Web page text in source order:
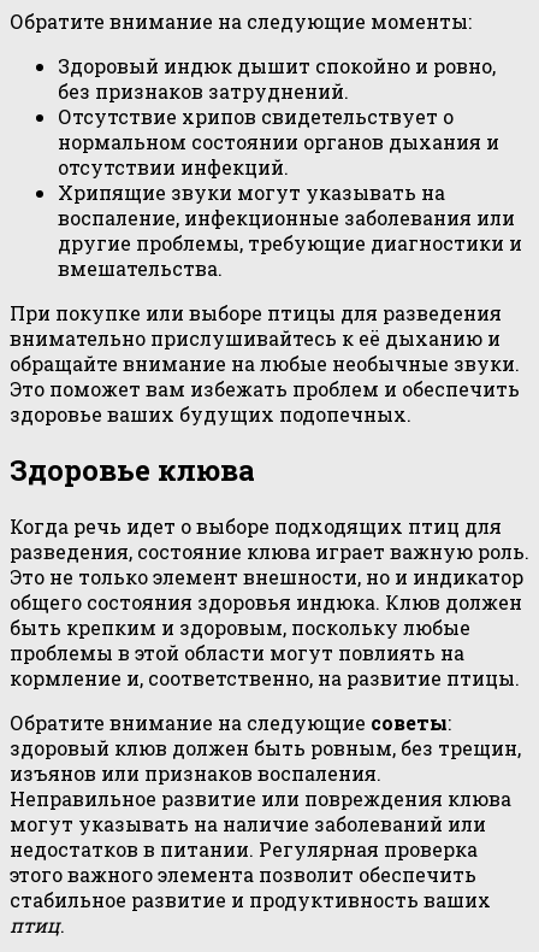
Обратите внимание на следующие моменты:
Здоровый индюк дышит спокойно и ровно,
без признаков затруднений.
Отсутствие хрипов свидетельствует о
нормальном состоянии органов дыхания и
отсутствии инфекций.
Хрипящие звуки могут указывать на
воспаление, инфекционные заболевания или
другие проблемы, требующие диагностики и
вмешательства.
При покупке или выборе птицы для разведения
внимательно прислушивайтесь к её дыханию и
обращайте внимание на любые необычные звуки.
Это поможет вам избежать проблем и обеспечить
здоровье ваших будущих подопечных.
Здоровье клюва
Когда речь идет о выборе подходящих птиц для
разведения, состояние клюва играет важную роль.
Это не только элемент внешности, но и индикатор
общего состояния здоровья индюка. Клюв должен
быть крепким и здоровым, поскольку любые
проблемы в этой области могут повлиять на
кормление и, соответственно, на развитие птицы.
Обратите внимание на следующие советы:
здоровый клюв должен быть ровным, без трещин,
изъянов или признаков воспаления.
Неправильное развитие или повреждения клюва
могут указывать на наличие заболеваний или
недостатков в питании. Регулярная проверка
этого важного элемента позволит обеспечить
стабильное развитие и продуктивность ваших
птиц.